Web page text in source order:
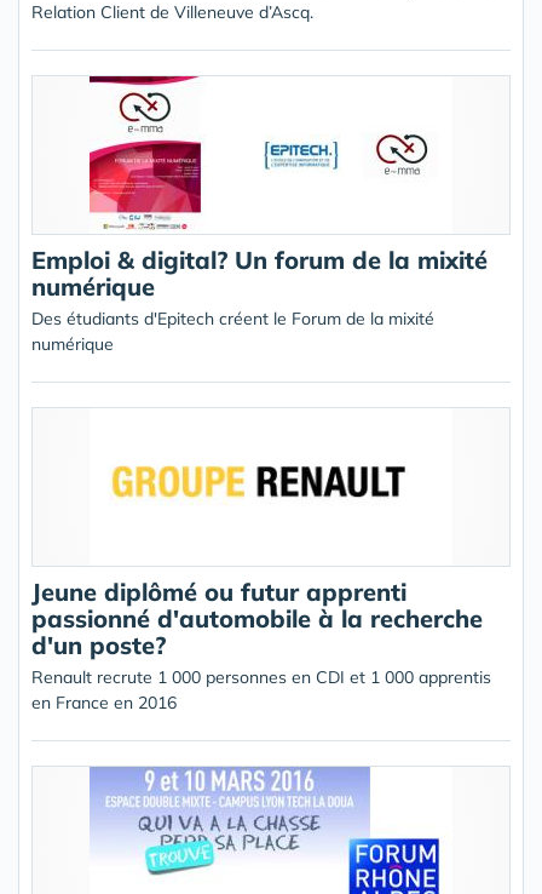
Relation Client de Villeneuve d’Ascq.
Emploi & digital? Un forum de la mixité
numérique
Des étudiants d'Epitech créent le Forum de la mixité
numérique
Jeune diplômé ou futur apprenti
passionné d'automobile à la recherche
d'un poste?
Renault recrute 1 000 personnes en CDI et 1 000 apprentis
en France en 2016